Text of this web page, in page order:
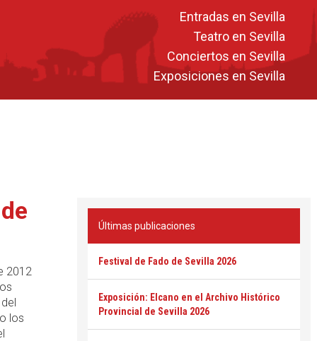
Entradas en Sevilla
Teatro en Sevilla
Conciertos en Sevilla
Exposiciones en Sevilla
2012
los
Últimas publicaciones
Festival de Fado de Sevilla 2026
Exposición: Elcano en el Archivo Histórico
Provincial de Sevilla 2026